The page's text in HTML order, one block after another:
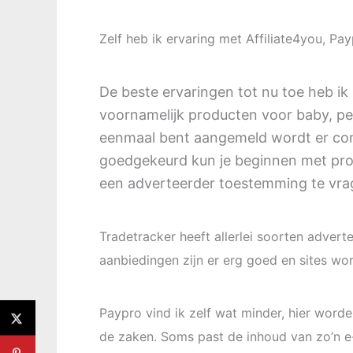
Zelf heb ik ervaring met Affiliate4you,
De beste ervaringen tot nu toe heb
voornamelijk producten voor baby,
eenmaal bent aangemeld wordt er
goedgekeurd kun je beginnen met
een adverteerder toestemming te
Tradetracker heeft allerlei soorten
aanbiedingen zijn er erg goed en sites
Paypro vind ik zelf wat minder, hier
de zaken. Soms past de inhoud van